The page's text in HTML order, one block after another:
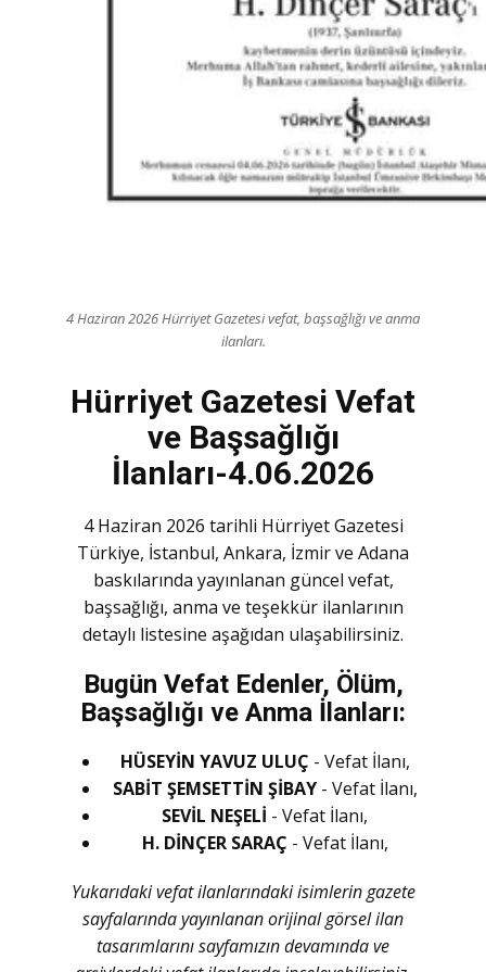
4 Haziran 2026 Hürriyet Gazetesi vefat, başsağlığı ve anma
ilanları.
Hürriyet Gazetesi Vefat
ve Başsağlığı
İlanları-4.06.2026
4 Haziran 2026 tarihli Hürriyet Gazetesi
Türkiye, İstanbul, Ankara, İzmir ve Adana
baskılarında yayınlanan güncel vefat,
başsağlığı, anma ve teşekkür ilanlarının
detaylı listesine aşağıdan ulaşabilirsiniz.
Bugün Vefat Edenler, Ölüm,
Başsağlığı ve Anma İlanları:
HÜSEYİN YAVUZ ULUÇ - Vefat İlanı,
SABİT ŞEMSETTİN ŞİBAY- Vefat İlanı,
SEVİL NEŞELİ - Vefat İlanı,
H. DİNÇER SARAÇ - Vefat İlanı,
Yukarıdaki vefat ilanlarındaki isimlerin gazete
sayfalarında yayınlanan orijinal görsel ilan
tasarımlarını sayfamızın devamında ve